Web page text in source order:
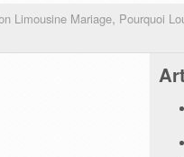
Limousine Mariage, Pourquoi